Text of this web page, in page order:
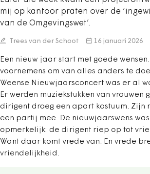
mij op kantoor praten over de
van de Omgevingswet’.
Trees van der Schoot 16 januari 2026
Een nieuw jaar start met goede wensen.
voornemens om van alles anders te
Weense Nieuwjaarsconcert was er al
Er werden muziekstukken van vrouwen
dirigent droeg een apart kostuum. Zijn
een partij mee. De nieuwjaarswens
opmerkelijk: de dirigent riep op tot
Want daar komt vrede van. En vrede
vriendelijkheid.